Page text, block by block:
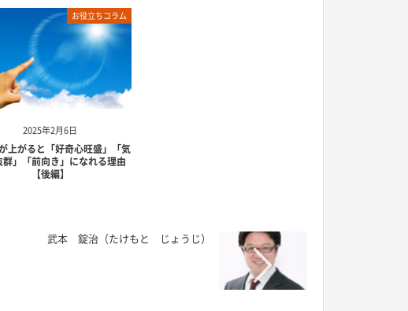
2025年2月6日
お役立ちコラム
上がると「好奇心旺盛」「気
群」「前向き」になれる理由
【後編】
武本 錠治（たけもと じょうじ）